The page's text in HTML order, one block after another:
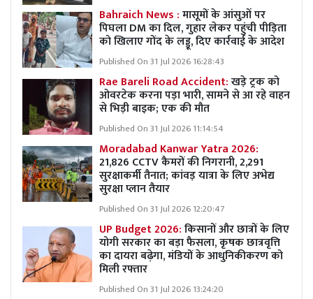
Bahraich News :मासूमों के आंसुओं पर
पिघला DM का दिल, गुहार लेकर पहुंची पीड़िता
को खिलाए गोंद के लड्डू, दिए कार्रवाई के आदेश
Published On 31 Jul 2026 16:28:43
Rae Bareli Road Accident:खड़े ट्रक को
ओवरटेक करना पड़ा भारी, सामने से आ रहे वाहन
से भिड़ी बाइक; एक की मौत
Published On 31 Jul 2026 11:14:54
Moradabad Kanwar Yatra 2026:
21,826 CCTV कैमरों की निगरानी, 2,291
सुरक्षाकर्मी तैनात; कांवड़ यात्रा के लिए अभेद्य
सुरक्षा प्लान तैयार
Published On 31 Jul 2026 12:20:47
UP Budget 2026:किसानों और छात्रों के लिए
योगी सरकार का बड़ा फैसला, कृषक छात्रवृत्ति
का दायरा बढ़ेगा, मंडियों के आधुनिकीकरण को
मिली रफ्तार
Published On 31 Jul 2026 13:24:20